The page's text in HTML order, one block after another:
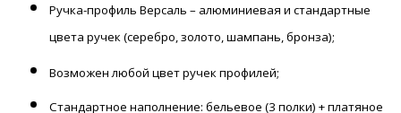
Ручка-профиль Версаль – алюминиевая и стандартные
цвета ручек (серебро, золото, шампань, бронза);
Возможен любой цвет ручек профилей;
Стандартное наполнение: бельевое (3 полки) + платяное